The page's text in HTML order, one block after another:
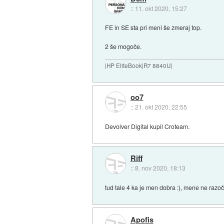
:: 11. okt 2020, 15:27
FE in SE sta pri meni še zmeraj top.
2 še mogoče.
|HP EliteBook|R7 8840U|
oo7
::21. okt 2020, 22:55
Devolver Digital kupil Croteam.
Riff
::8. nov 2020, 18:13
tud tale 4 ka je men dobra :), mene ne
Apofis